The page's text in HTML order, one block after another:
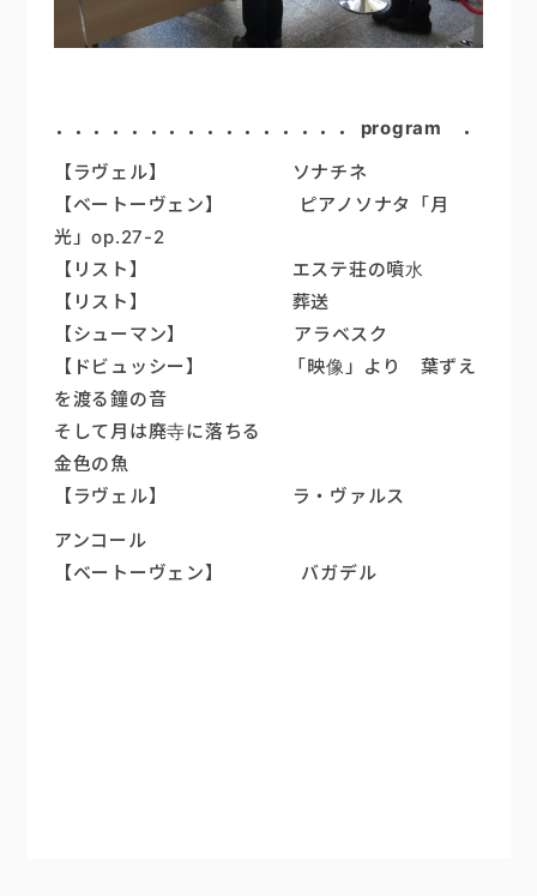
．．．．．．．．．． ．．． ．．．
program ．．．．
【ラヴェル】 ソナチネ
【ベートーヴェン】 ピアノソナタ「月
光」op.27-2
【リスト】 エステ荘の噴水
【リスト】 葬送
【シューマン】 アラベスク
【ドビュッシー】 「映像」より 葉ずえ
を渡る鐘の音
そして月は廃寺に落ちる
金色の魚
【ラヴェル】 ラ・ヴァルス
アンコール
【ベートーヴェン】 バガデル